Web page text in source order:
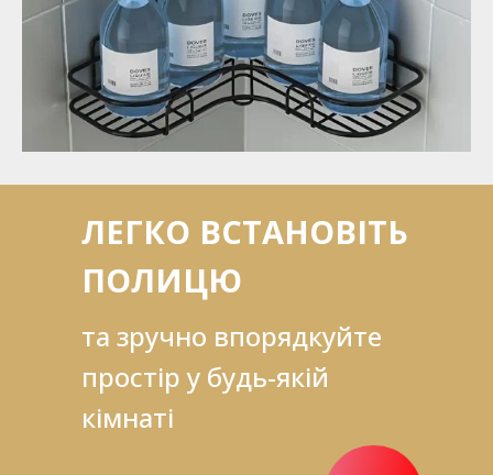
ЛЕГКО ВСТАНОВІТЬ
ПОЛИЦЮ
та зручно впорядкуйте
простір у будь-якій
кімнаті